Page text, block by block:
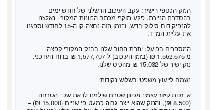
הנזק הכספי הישיר: עקב העיכוב הרשלני של חודש ימים
בהסדרת הניירת, פקע תוקף מכתב הכוונות המקורי. נאלצנו
להנפיק דוח סילוק חדש, ובזמן הזה נחצה קו ה-15 לחודש וספגנו
את עליית המדד.
המספרים בפועל: יתרת החוב שלנו בבנק המקורי קפצה
מ-1,562,675 ₪ (בזמן העיכוב) ל-1,577,707 ₪ בדוח העדכני.
נזק ישיר של 15,032 ₪ מהכיס שלנו.
נשמח לייעוץ משפטי בשלוש נקודות:
א. זכות קיזוז עצמי: מכיוון שטרם שילמנו לו את שכר הטרחה
(8,500 ₪), והנזק שהוא ייצר גבוה כמעט פי שניים (15,000 ₪) –